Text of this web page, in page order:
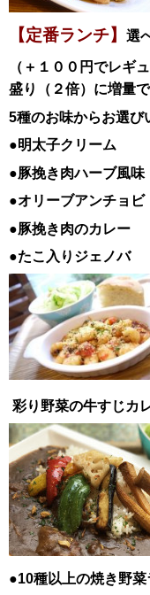
【定番ランチ】 選
（＋１００円でレギ
盛り（２倍）に増量
5種のお味からお選び
●明太子クリーム
●豚挽き肉ハーブ風味
●オリーブアンチョビ
●豚挽き肉のカレー
●たこ入りジェノバ
彩り野菜の牛すじカ
●10種以上の焼き野